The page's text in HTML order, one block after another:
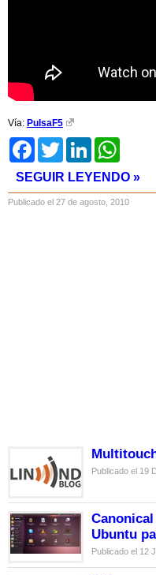
Vía: PulsaF5
FacebookTwitter LinkedIn
SEGUIR LEYENDO »
Publicado el 27 de agosto, 2010
Publicado el 19
Ubuntu
Publicado el 12